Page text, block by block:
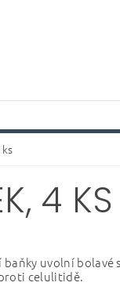
4 KS
baňky uvolní bolavé
celulitidě.